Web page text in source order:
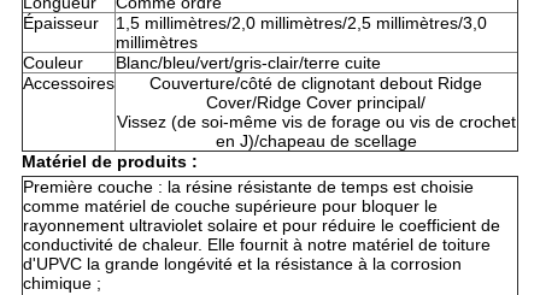
Épaisseur
1,5 millimètres/2,0 millimètres/2,5 millimètres/3,0
millimètres
Couleur
Blanc/bleu/vert/gris-clair/terre cuite
Accessoires
Couverture/côté de clignotant debout Ridge
Cover/Ridge Cover principal/
Vissez (de soi-même vis de forage ou vis de crochet
en J)/chapeau de scellage
Matériel de produits :
Première couche : la résine résistante de temps est choisie
comme matériel de couche supérieure pour bloquer le
rayonnement ultraviolet solaire et pour réduire le coefficient de
conductivité de chaleur. Elle fournit à notre matériel de toiture
d'UPVC la grande longévité et la résistance à la corrosion
chimique ;